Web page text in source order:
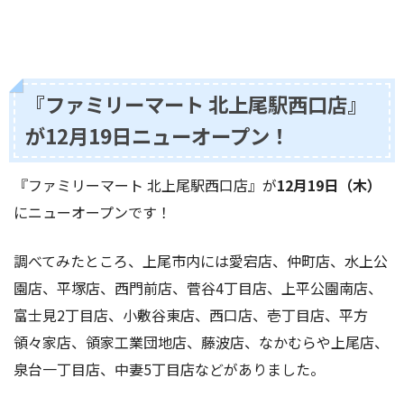
『ファミリーマート 北上尾駅西口店』
が12月19日ニューオープン！
『ファミリーマート 北上尾駅西口店』が12月19日（木）
にニューオープンです！
調べてみたところ、上尾市内には愛宕店、仲町店、水上公
園店、平塚店、西門前店、菅谷4丁目店、上平公園南店、
富士見2丁目店、小敷谷東店、西口店、壱丁目店、平方
領々家店、領家工業団地店、藤波店、なかむらや上尾店、
泉台一丁目店、中妻5丁目店などがありました。